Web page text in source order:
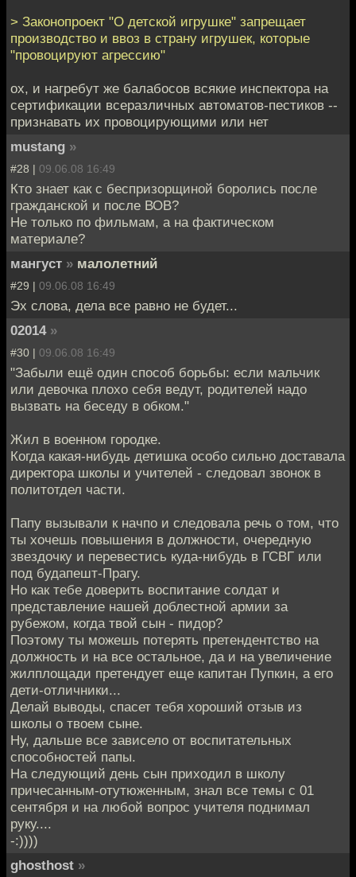
> Законопроект "О детской игрушке" запрещает
производство и ввоз в страну игрушек, которые
"провоцируют агрессию"
ох, и нагребут же балабосов всякие инспектора на
сертификации всеразличных автоматов-пестиков --
признавать их провоцирующими или нет
mustang »
#28 | 09.06.08 16:49
Кто знает как с беспризорщиной боролись после
гражданской и после ВОВ?
Не только по фильмам, а на фактическом
материале?
мангуст » малолетний
#29 | 09.06.08 16:49
Эх слова, дела все равно не будет...
02014 »
#30 | 09.06.08 16:49
"Забыли ещё один способ борьбы: если мальчик
или девочка плохо себя ведут, родителей надо
вызвать на беседу в обком."
Жил в военном городке.
Когда какая-нибудь детишка особо сильно доставала
директора школы и учителей - следовал звонок в
политотдел части.
Папу вызывали к начпо и следовала речь о том, что
ты хочешь повышения в должности, очередную
звездочку и перевестись куда-нибудь в ГСВГ или
под будапешт-Прагу.
Но как тебе доверить воспитание солдат и
представление нашей доблестной армии за
рубежом, когда твой сын - пидор?
Поэтому ты можешь потерять претендентство на
должность и на все остальное, да и на увеличение
жилплощади претендует еще капитан Пупкин, а его
дети-отличники...
Делай выводы, спасет тебя хороший отзыв из
школы о твоем сыне.
Ну, дальше все зависело от воспитательных
способностей папы.
На следующий день сын приходил в школу
причесанным-отутюженным, знал все темы с 01
сентября и на любой вопрос учителя поднимал
руку....
-:))))
ghosthost »